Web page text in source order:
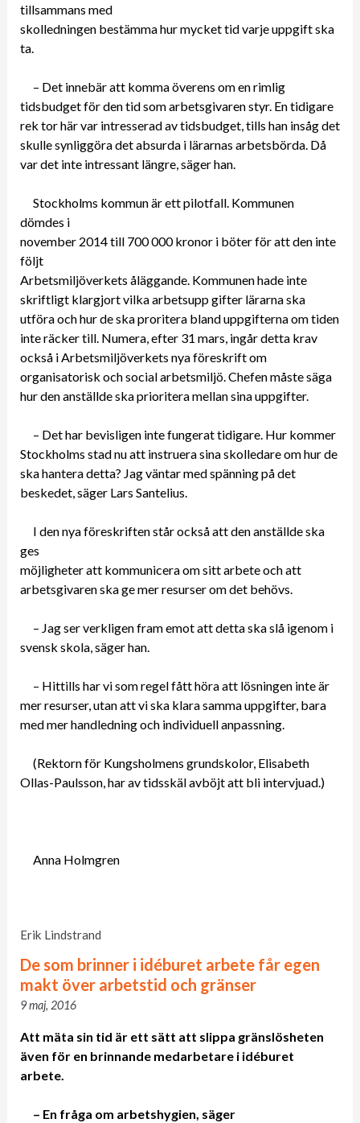
tillsammans med
skolledningen bestämma hur mycket tid varje uppgift ska
ta.
– Det innebär att komma överens om en rimlig
tidsbudget för den tid som arbetsgivaren styr. En tidigare
rek tor här var intresserad av tidsbudget, tills han insåg det
skulle synliggöra det absurda i lärarnas arbetsbörda. Då
var det inte intressant längre, säger han.
Stockholms kommun är ett pilotfall. Kommunen
dömdes i
november 2014 till 700 000 kronor i böter för att den inte
följt
Arbetsmiljöverkets åläggande. Kommunen hade inte
skriftligt klargjort vilka arbetsupp gifter lärarna ska
utföra och hur de ska proritera bland uppgifterna om tiden
inte räcker till. Numera, efter 31 mars, ingår detta krav
också i Arbetsmiljöverkets nya föreskrift om
organisatorisk och social arbetsmiljö. Chefen måste säga
hur den anställde ska prioritera mellan sina uppgifter.
– Det har bevisligen inte fungerat tidigare. Hur kommer
Stockholms stad nu att instruera sina skolledare om hur de
ska hantera detta? Jag väntar med spänning på det
beskedet, säger Lars Santelius.
I den nya föreskriften står också att den anställde ska
ges
möjligheter att kommunicera om sitt arbete och att
arbetsgivaren ska ge mer resurser om det behövs.
– Jag ser verkligen fram emot att detta ska slå igenom i
svensk skola, säger han.
– Hittills har vi som regel fått höra att lösningen inte är
mer resurser, utan att vi ska klara samma uppgifter, bara
med mer handledning och individuell anpassning.
(Rektorn för Kungsholmens grundskolor, Elisabeth
Ollas-­Paulsson, har av tidsskäl avböjt att bli intervjuad.)
Anna Holmgren
Erik Lindstrand
De som brinner i idéburet arbete får egen
makt över arbetstid och gränser
9 maj, 2016
Att mäta sin tid är ett sätt att slippa gränslösheten
även för en brinnande medarbetare i idéburet
arbete.
– En fråga om arbetshygien, säger